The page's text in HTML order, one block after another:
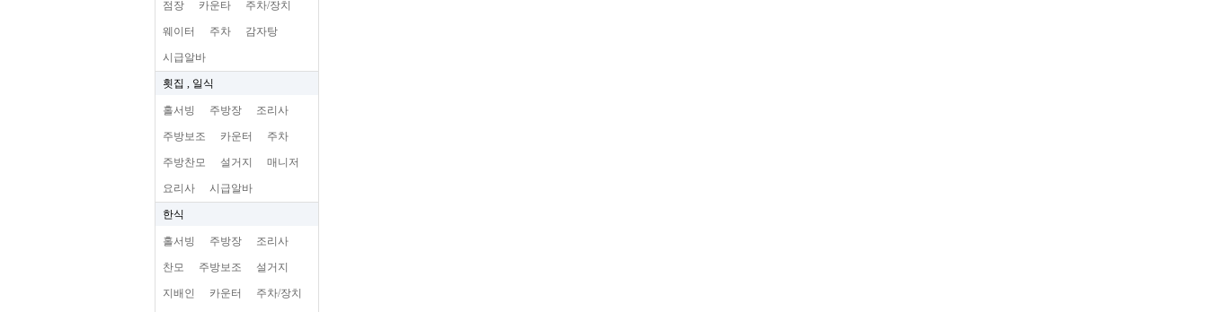
점장 카운타 주차/장치
웨이터 주차 감자탕
시급알바
횟집 , 일식
홀서빙 주방장 조리사
주방보조 카운터 주차
주방찬모 설거지 매니저
요리사 시급알바
한식
홀서빙 주방장 조리사
찬모 주방보조 설거지
지배인 카운터 주차/장치